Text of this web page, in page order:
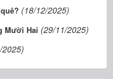
(18/12/2025)
Mười Hai (29/11/2025)
2025)